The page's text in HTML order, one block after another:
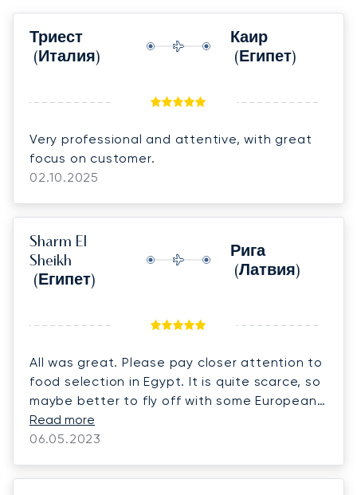
Триест
(Италия)
Каир
(Египет)
Very professional and attentive, with great
focus on customer.
02.10.2025
Sharm El
Sheikh
(Египет)
Рига
(Латвия)
All was great. Please pay closer attention to
food selection in Egypt. It is quite scarce, so
maybe better to fly off with some European
products. The service onboard was superb.
Read more
06.05.2023